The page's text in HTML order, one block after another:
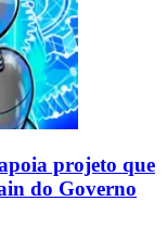
projeto que
do Governo